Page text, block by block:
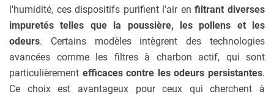
l'humidité, ces dispositifs purifient l'air enfiltrant diverses
impuretés telles que la poussière, les pollens et les
odeurs. Certains modèles intègrent des technologies
avancées comme les filtres à charbon actif, qui sont
particulièrement efficaces contre les odeurs persistantes.
Ce choix est avantageux pour ceux qui cherchent à